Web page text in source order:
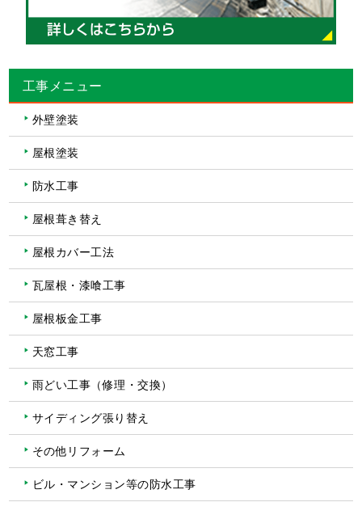
工事メニュー
外壁塗装
屋根塗装
防水工事
屋根葺き替え
屋根カバー工法
瓦屋根・漆喰工事
屋根板金工事
天窓工事
雨どい工事（修理・交換）
サイディング張り替え
その他リフォーム
ビル・マンション等の防水工事